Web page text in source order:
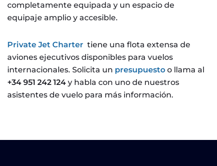
completamente equipada y un espacio de
equipaje amplio y accesible.
Private Jet Charter tiene una flota extensa de
aviones ejecutivos disponibles para vuelos
internacionales. Solicita un presupuesto o llama al
+34 951 242 124 y habla con uno de nuestros
asistentes de vuelo para más información.